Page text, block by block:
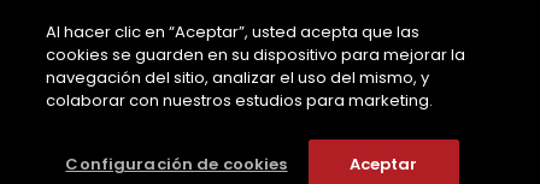
Súmate
Juntos construyamos
un futuro con vida
©2022 Anheuser-Bush Inbev S.A
Términos y Condiciones de Uso
Aviso de privacidad
Al hacer clic en “Aceptar”, usted acepta que las
cookies se guarden en su dispositivo para mejorar la
navegación del sitio, analizar el uso del mismo, y
colaborar con nuestros estudios para marketing.
Configuración de cookies Aceptar